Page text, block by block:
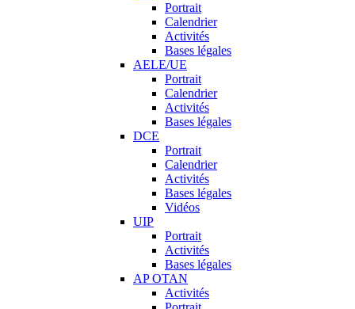
Portrait
Calendrier
Activités
Bases légales
AELE/UE
Portrait
Calendrier
Activités
Bases légales
DCE
Portrait
Calendrier
Activités
Bases légales
Vidéos
UIP
Portrait
Activités
Bases légales
AP OTAN
Activités